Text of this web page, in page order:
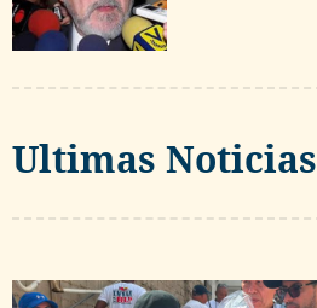
Ultimas Noticias